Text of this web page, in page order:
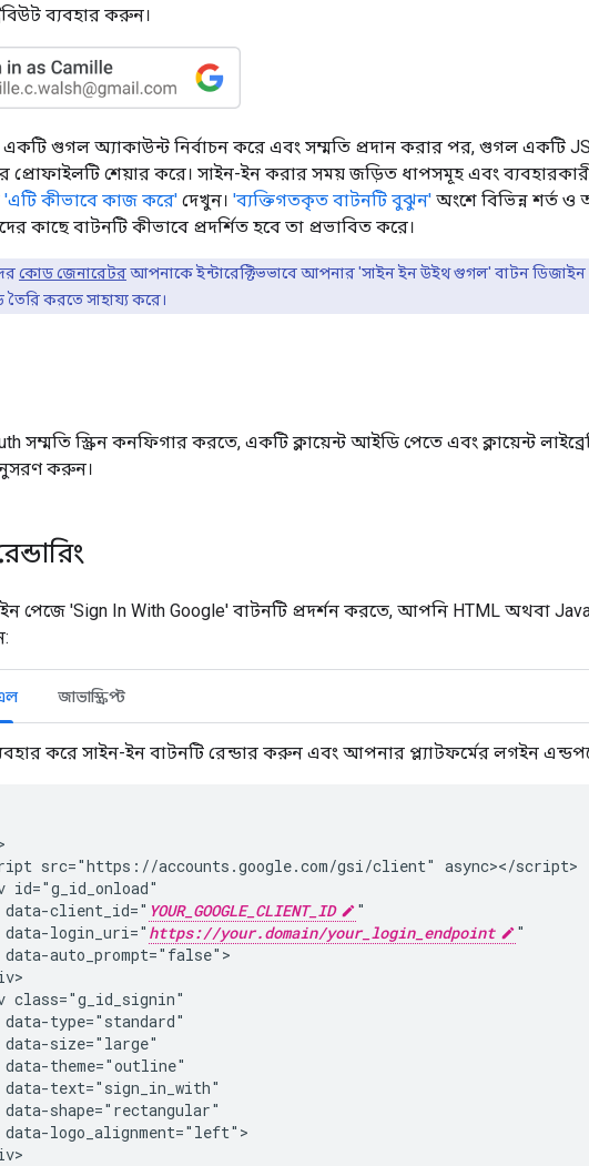
ব্যবহার করুন।
একটি গুগল অ্যাকাউন্ট নির্বাচন করে এবং সম্মতি প্রদান করার পর, গুগল একটি
প্রোফাইলটি শেয়ার করে। সাইন-ইন করার সময় জড়িত ধাপসমূহ এবং
'এটি কীভাবে কাজ করে' দেখুন। 'ব্যক্তিগতকৃত বাটনটি বুঝুন' অংশে বিভিন্ন শর্ত ও
কাছে বাটনটি কীভাবে প্রদর্শিত হবে তা প্রভাবিত করে।
কোড জেনারেটরআপনাকে ইন্টারেক্টিভভাবে আপনার 'সাইন ইন উইথ গুগল' বাটন
করতে সাহায্য করে।
সম্মতি স্ক্রিন কনফিগার করতে, একটি ক্লায়েন্ট আইডি পেতে এবং ক্লায়েন্ট
করুন।
পেজে 'Sign In With Google' বাটনটি প্রদর্শন করতে, আপনি HTML অথবা
জাভাস্ক্রিপ্ট
করে সাইন-ইন বাটনটি রেন্ডার করুন এবং আপনার প্ল্যাটফর্মের লগইন
src="https://accounts.google.com/gsi/client" async></script>
id="g_id_onload"
client_id="
YOUR_GOOGLE_CLIENT_ID
"
login_uri="
https://your.domain/your_login_endpoint
"
data-auto_prompt="false">
class="g_id_signin"
data-type="standard"
data-size="large"
data-theme="outline"
data-text="sign_in_with"
data-shape="rectangular"
data-logo_alignment="left">